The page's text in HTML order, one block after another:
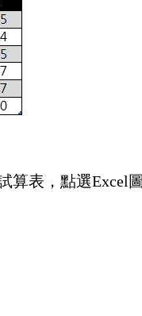
算表，點選Excel